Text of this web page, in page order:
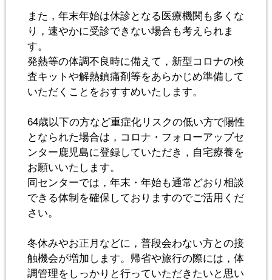
また，年末年始は休診となる医療機関も多くな
り，速やかに受診できない場合も考えられま
す。
発熱等の体調不良時に備えて，新型コロナの検
査キットや解熱鎮痛剤等をあらかじめ準備して
いただくことをおすすめいたします。
64歳以下の方など重症化リスクの低い方で陽性
となられた場合は，コロナ・フォローアップセ
ンター鹿児島に登録していただき，自宅療養を
お願いいたします。
同センターでは，年末・年始も通常どおり相談
できる体制を確保しておりますのでご活用くだ
さい。
冬休みやお正月などに，普段会わない方との接
触機会が増加します。帰省や旅行の際には，体
調管理をしっかりと行っていただきたいと思い